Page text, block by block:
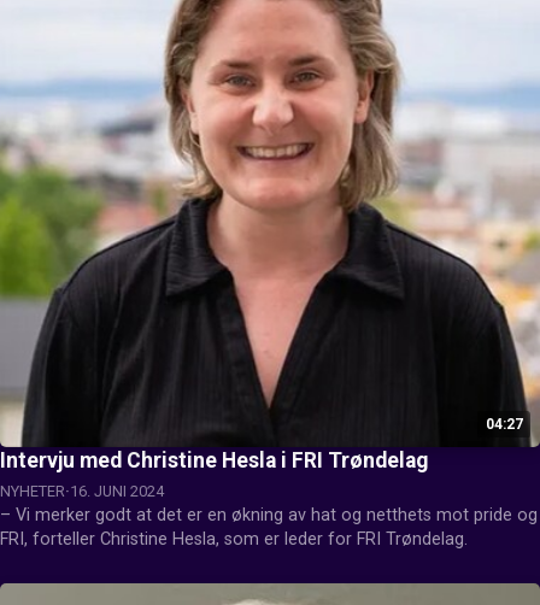
04:27
Intervju med Christine Hesla i FRI Trøndelag
NYHETER 16. JUNI 2024
– Vi merker godt at det er en økning av hat og netthets mot pride og
FRI, forteller Christine Hesla, som er leder for FRI Trøndelag.